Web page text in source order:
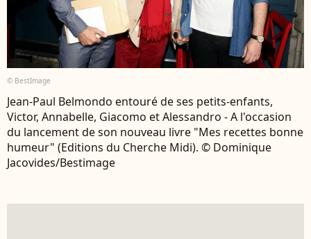
© BestImage
Jean-Paul Belmondo entouré de ses petits-enfants,
Victor, Annabelle, Giacomo et Alessandro - A l'occasion
du lancement de son nouveau livre "Mes recettes bonne
humeur" (Editions du Cherche Midi). © Dominique
Jacovides/Bestimage